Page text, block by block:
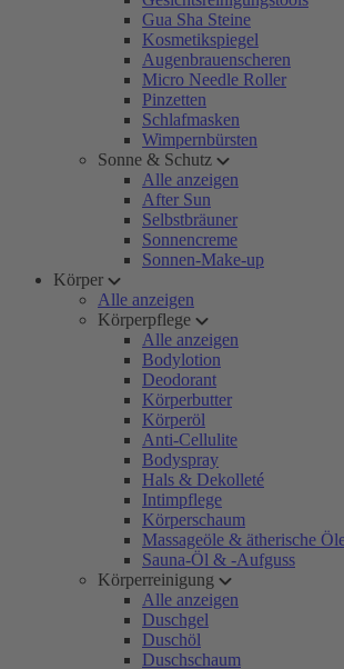
Gua Sha Steine
Kosmetikspiegel
Augenbrauenscheren
Micro Needle Roller
Pinzetten
Schlafmasken
Wimpernbürsten
Sonne & Schutz
Alle anzeigen
After Sun
Selbstbräuner
Sonnencreme
Sonnen-Make-up
Körper
Alle anzeigen
Körperpflege
Alle anzeigen
Bodylotion
Deodorant
Körperbutter
Körperöl
Anti-Cellulite
Bodyspray
Hals & Dekolleté
Intimpflege
Körperschaum
Massageöle & ätherische
Sauna-Öl & -Aufguss
Körperreinigung
Alle anzeigen
Duschgel
Duschöl
Duschschaum